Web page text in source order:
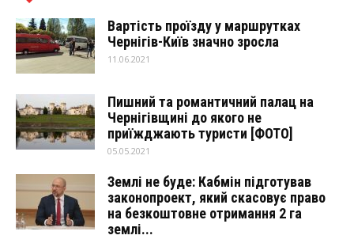
Вартість проїзду у маршрутках
Чернігів-Київ значно зросла
11.06.2021
Пишний та романтичний палац на
Чернігівщині до якого не
приїжджають туристи [ФОТО]
05.05.2021
Землі не буде: Кабмін підготував
законопроект, який скасовує право
на безкоштовне отримання 2 га
землі...